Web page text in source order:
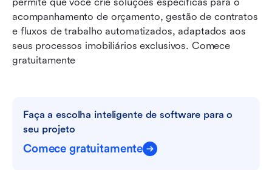
acompanhamento de orçamento, gestão de contratos
e fluxos de trabalho automatizados, adaptados aos
seus processos imobiliários exclusivos. Comece
gratuitamente
Faça a escolha inteligente de software para o
seu projeto
Comece gratuitamente